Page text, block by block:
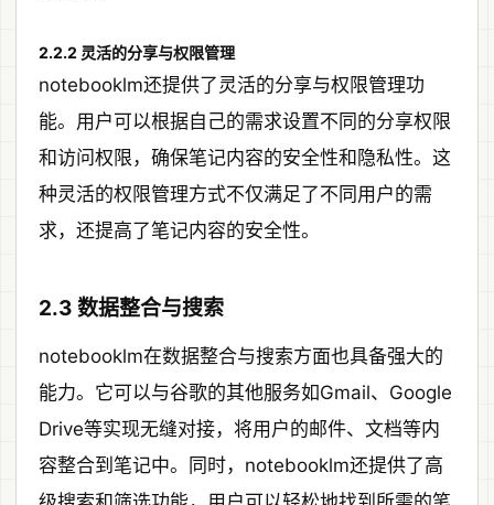
2.2.2 灵活的分享与权限管理
notebooklm还提供了灵活的分享与权限管理功
能。用户可以根据自己的需求设置不同的分享权限
和访问权限，确保笔记内容的安全性和隐私性。这
种灵活的权限管理方式不仅满足了不同用户的需
求，还提高了笔记内容的安全性。
2.3 数据整合与搜索
notebooklm在数据整合与搜索方面也具备强大的
能力。它可以与谷歌的其他服务如Gmail、Google
Drive等实现无缝对接，将用户的邮件、文档等内
容整合到笔记中。同时，notebooklm还提供了高